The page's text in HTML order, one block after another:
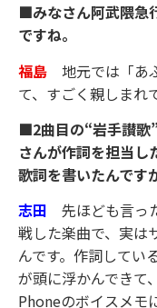
■みなさん阿武隈急
ですね。
福島 地元では「あ
て、すごく親しまれ
■2曲目の“岩手讃歌
さんが作詞を担当し
歌詞を書いたんです
志田 先ほども言っ
戦した楽曲で、実は
んです。作詞してい
が頭に浮かんできて
Phoneのボイスメモ